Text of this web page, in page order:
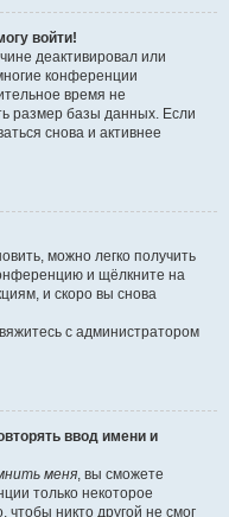
войти!
деактивировал или
конференции
время не
размер базы данных. Если
снова и активнее
можно легко получить
и щёлкните на
и скоро вы снова
с администратором
ввод имени и
меня, вы сможете
только некоторое
чтобы никто другой не смог